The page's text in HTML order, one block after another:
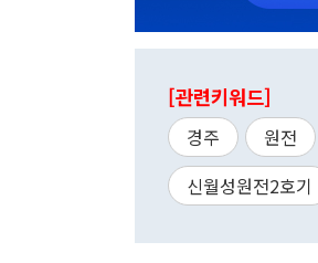
[관련키워드]
경주 원전
신월성원전2호기